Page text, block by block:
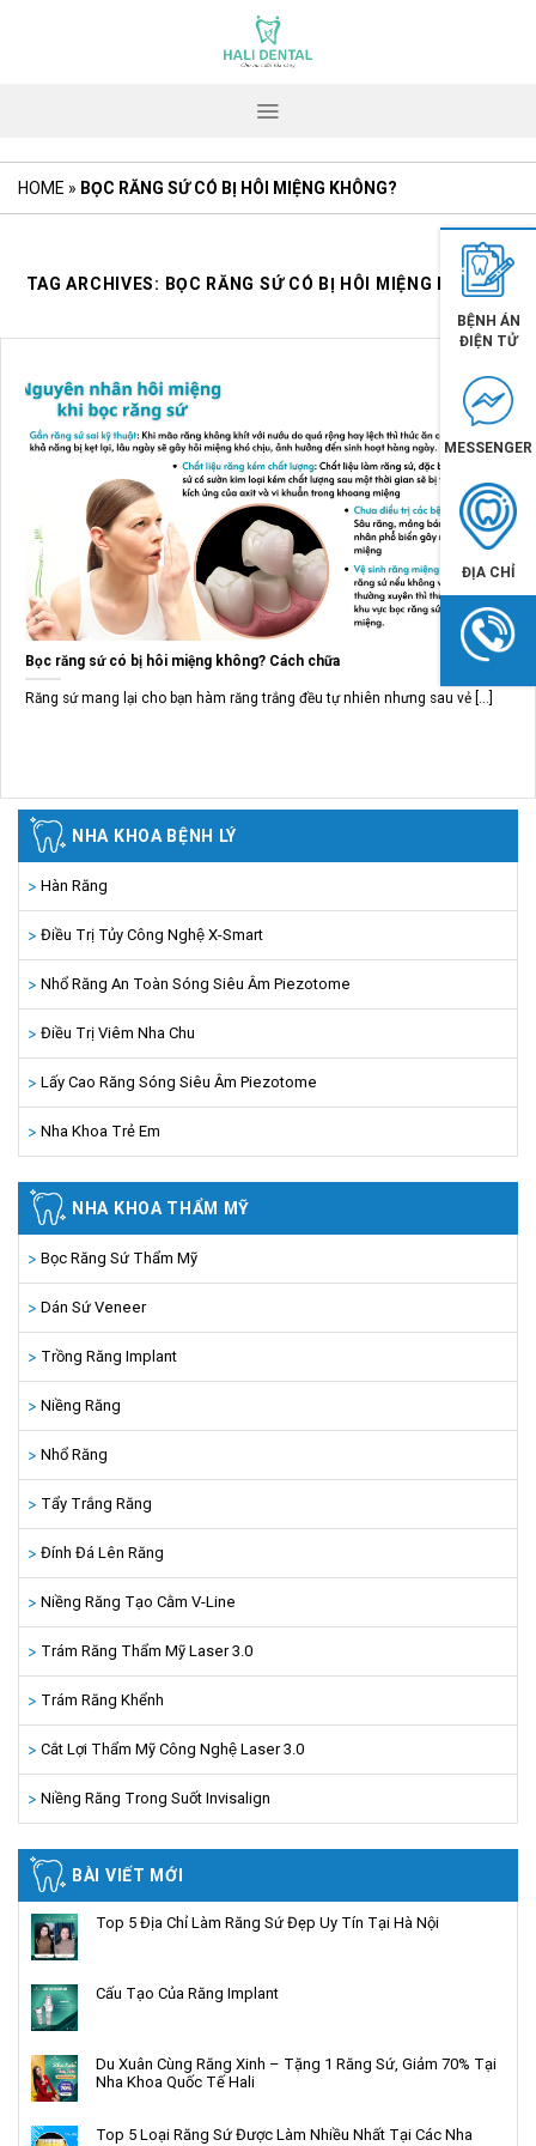
HOME » BỌC RĂNG SỨ CÓ BỊ HÔI MIỆNG KHÔNG?
TAG ARCHIVES: BỌC RĂNG SỨ CÓ BỊ HÔI MIỆNG KHÔNG?
NHA KHOA BỆNH LÝ
Hàn Răng
Điều Trị Tủy Công Nghệ X-Smart
Nhổ Răng An Toàn Sóng Siêu Âm Piezotome
Điều Trị Viêm Nha Chu
Lấy Cao Răng Sóng Siêu Âm Piezotome
Nha Khoa Trẻ Em
NHA KHOA THẨM MỸ
Bọc Răng Sứ Thẩm Mỹ
Dán Sứ Veneer
Trồng Răng Implant
Niềng Răng
Nhổ Răng
Tẩy Trắng Răng
Đính Đá Lên Răng
Niềng Răng Tạo Cằm V-Line
Trám Răng Thẩm Mỹ Laser 3.0
Trám Răng Khểnh
Cắt Lợi Thẩm Mỹ Công Nghệ Laser 3.0
Niềng Răng Trong Suốt Invisalign
BÀI VIẾT MỚI
Top 5 Địa Chỉ Làm Răng Sứ Đẹp Uy Tín Tại Hà Nội
Cấu Tạo Của Răng Implant
Du Xuân Cùng Răng Xinh – Tặng 1 Răng Sứ, Giảm 70% Tại
Nha Khoa Quốc Tế Hali
Top 5 Loại Răng Sứ Được Làm Nhiều Nhất Tại Các Nha
Bọc răng sứ có bị hôi miệng không? Cách chữa
Răng sứ mang lại cho bạn hàm răng trắng đều tự nhiên nhưng sau vẻ [...]
BỆNH ÁN
ĐIỆN TỬ
MESSENGER
ĐỊA CHỈ